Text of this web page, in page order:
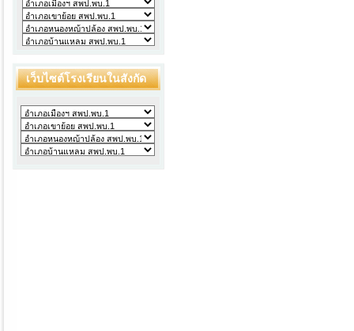
เว็บไซต์โรงเรียนในสังกัด